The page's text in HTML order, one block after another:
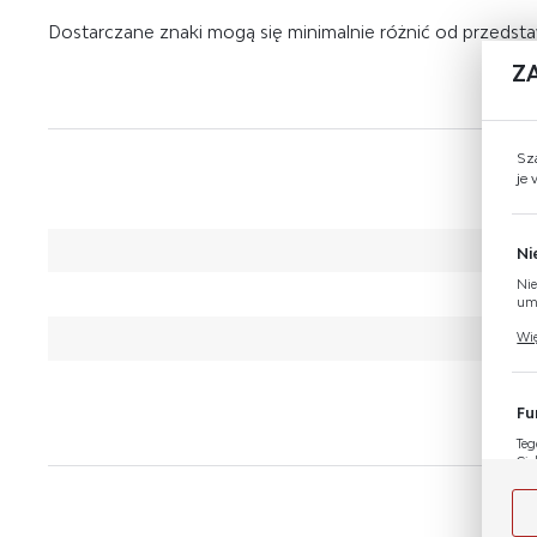
Dostarczane znaki mogą się minimalnie różnić od
je